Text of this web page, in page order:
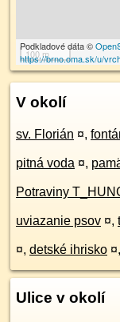
100 m
Podkladové dáta ©
https://brno.oma.sk/u/
V okolí
sv. Florián ¤,
pitná voda ¤,
Potraviny
uviazanie psov ¤,
¤, detské ihrisko ¤,
Ulice v okolí